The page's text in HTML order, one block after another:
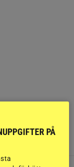
Bizzozero
kom vilse
PÅ